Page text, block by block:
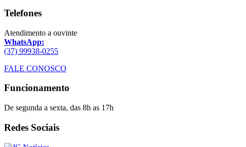
Telefones
Atendimento a ouvinte
WhatsApp:
(37) 99938-0255
FALE CONOSCO
Funcionamento
De segunda a sexta, das 8h as 17h
Redes Sociais